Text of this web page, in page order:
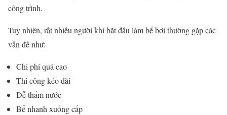
công trình.
Tuy nhiên, rất nhiều người khi bắt đầu làm bể bơi thường gặp các
vấn đề như:
Chi phí quá cao
Thi công kéo dài
Dễ thấm nước
Bể nhanh xuống cấp